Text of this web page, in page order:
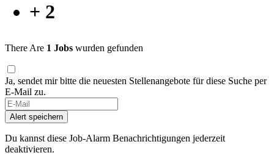
+ 2
There Are 1 Jobs wurden gefunden
Ja, sendet mir bitte die neuesten Stellenangebote für diese Suche per
E-Mail zu.
Alert speichern
Du kannst diese Job-Alarm Benachrichtigungen jederzeit
deaktivieren.